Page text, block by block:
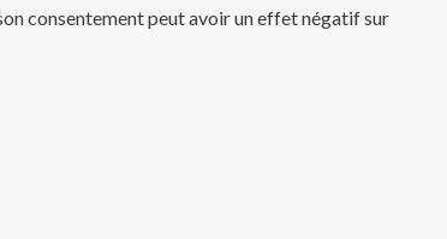
consentement peut avoir un effet négatif sur